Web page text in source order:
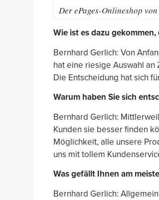
Der ePages-Onlineshop
Wie ist es dazu
Bernhard Gerlich: Von
hat eine riesige Auswahl
Die Entscheidung hat sich
Warum haben Sie sich
Bernhard Gerlich:
Kunden sie besser finden
Möglichkeit, alle unsere
uns mit tollem
Was gefällt Ihnen am
Bernhard Gerlich: